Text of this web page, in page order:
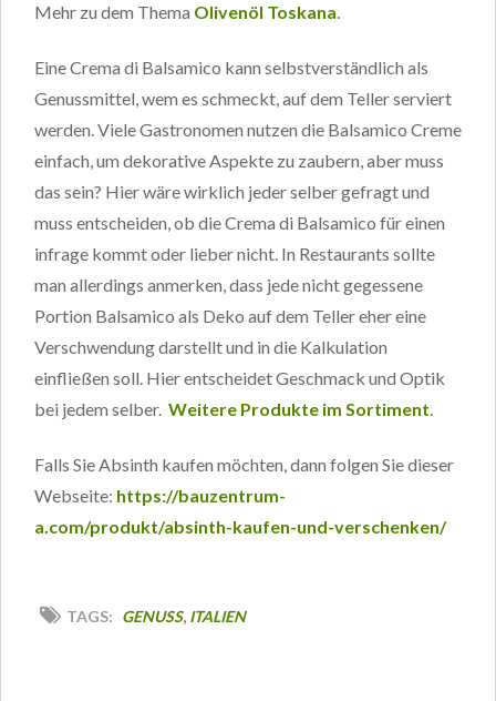
Mehr zu dem Thema Olivenöl Toskana.
Eine Crema di Balsamico kann selbstverständlich als
Genussmittel, wem es schmeckt, auf dem Teller serviert
werden. Viele Gastronomen nutzen die Balsamico Creme
einfach, um dekorative Aspekte zu zaubern, aber muss
das sein? Hier wäre wirklich jeder selber gefragt und
muss entscheiden, ob die Crema di Balsamico für einen
infrage kommt oder lieber nicht. In Restaurants sollte
man allerdings anmerken, dass jede nicht gegessene
Portion Balsamico als Deko auf dem Teller eher eine
Verschwendung darstellt und in die Kalkulation
einfließen soll. Hier entscheidet Geschmack und Optik
bei jedem selber. Weitere Produkte im Sortiment.
Falls Sie Absinth kaufen möchten, dann folgen Sie dieser
Webseite: https://bauzentrum-
a.com/produkt/absinth-kaufen-und-verschenken/
TAGS: GENUSS, ITALIEN